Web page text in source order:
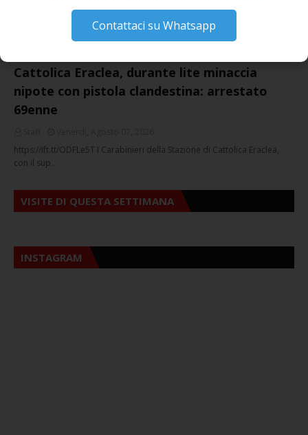
Contattaci su Whatsapp
Cattolica Eraclea, durante lite minaccia
nipote con pistola clandestina: arrestato
69enne
https://ift.tt/ODFLe5T I Carabinieri della Stazione di Cattolica Eraclea,
con il sup…
VISITE DI QUESTA SETTIMANA
INSTAGRAM